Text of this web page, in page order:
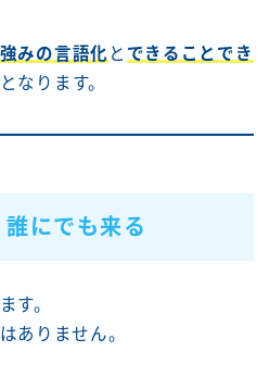
強みの言語化 と できることでき
なります。
にでも来る
す。
ありません。